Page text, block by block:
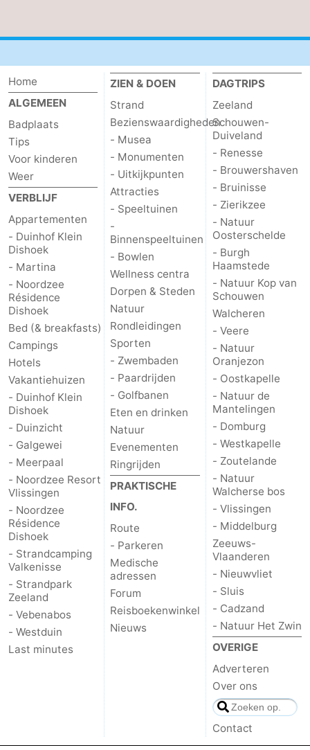
Home
ALGEMEEN
Badplaats
Tips
Voor kinderen
Weer
VERBLIJF
Appartementen
- Duinhof Klein
Dishoek
- Martina
- Noordzee
Résidence
Dishoek
Bed (& breakfasts)
Campings
Hotels
Vakantiehuizen
- Duinhof Klein
Dishoek
- Duinzicht
- Galgewei
- Meerpaal
- Noordzee Resort
Vlissingen
- Noordzee
Résidence
Dishoek
- Strandcamping
Valkenisse
- Strandpark
Zeeland
- Vebenabos
- Westduin
Last minutes
ZIEN & DOEN
Strand
Bezienswaardigheden
- Musea
- Monumenten
- Uitkijkpunten
Attracties
- Speeltuinen
-
Binnenspeeltuinen
- Bowlen
Wellness centra
Dorpen & Steden
Natuur
Rondleidingen
Sporten
- Zwembaden
- Paardrijden
- Golfbanen
Eten en drinken
Natuur
Evenementen
Ringrijden
PRAKTISCHE
INFO.
Route
- Parkeren
Medische
adressen
Forum
Reisboekenwinkel
Nieuws
DAGTRIPS
Zeeland
Schouwen-
Duiveland
- Renesse
- Brouwershaven
- Bruinisse
- Zierikzee
- Natuur
Oosterschelde
- Burgh
Haamstede
- Natuur Kop van
Schouwen
Walcheren
- Veere
- Natuur
Oranjezon
- Oostkapelle
- Natuur de
Mantelingen
- Domburg
- Westkapelle
- Zoutelande
- Natuur
Walcherse bos
- Vlissingen
- Middelburg
Zeeuws-
Vlaanderen
- Nieuwvliet
- Sluis
- Cadzand
- Natuur Het Zwin
OVERIGE
Adverteren
Over ons
Contact